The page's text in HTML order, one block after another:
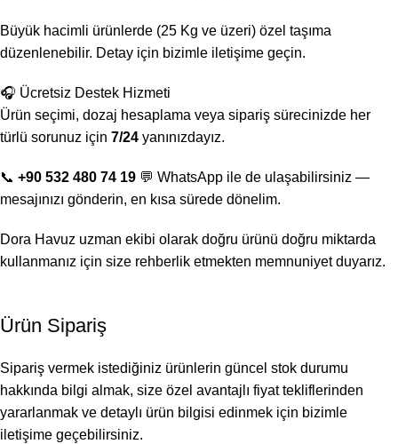
Büyük hacimli ürünlerde (25 Kg ve üzeri) özel taşıma
düzenlenebilir. Detay için bizimle iletişime geçin.
🎧 Ücretsiz Destek Hizmeti
Ürün seçimi, dozaj hesaplama veya sipariş sürecinizde her
türlü sorunuz için 7/24 yanınızdayız.
📞 +90 532 480 74 19 💬 WhatsApp ile de ulaşabilirsiniz —
mesajınızı gönderin, en kısa sürede dönelim.
Dora Havuz uzman ekibi olarak doğru ürünü doğru miktarda
kullanmanız için size rehberlik etmekten memnuniyet duyarız.
Ürün Sipariş
Sipariş vermek istediğiniz ürünlerin güncel stok durumu
hakkında bilgi almak, size özel avantajlı fiyat tekliflerinden
yararlanmak ve detaylı ürün bilgisi edinmek için bizimle
iletişime geçebilirsiniz.